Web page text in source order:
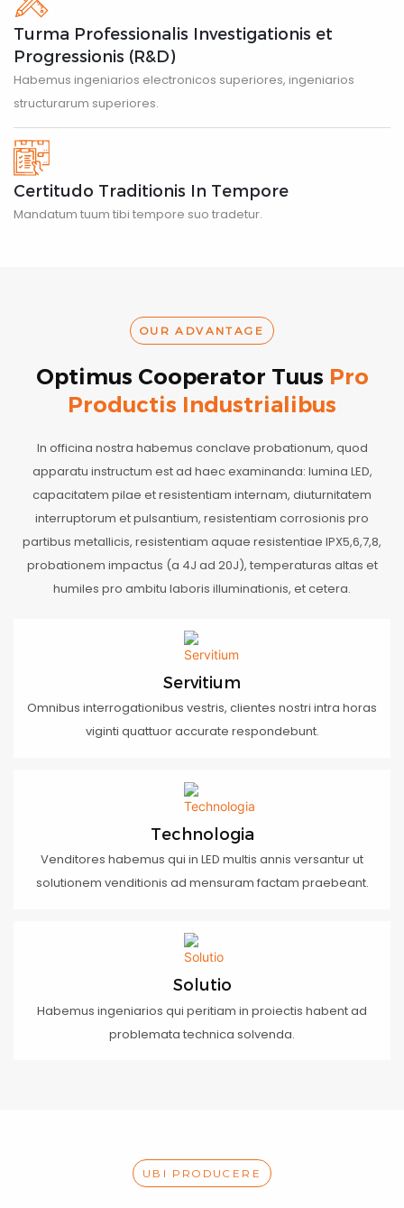
Turma Professionalis Investigationis et
Progressionis (R&D)
Habemus ingeniarios electronicos superiores, ingeniarios
structurarum superiores.
Certitudo Traditionis In Tempore
Mandatum tuum tibi tempore suo tradetur.
OUR ADVANTAGE
Optimus Cooperator Tuus Pro
Productis Industrialibus
In officina nostra habemus conclave probationum, quod
apparatu instructum est ad haec examinanda: lumina LED,
capacitatem pilae et resistentiam internam, diuturnitatem
interruptorum et pulsantium, resistentiam corrosionis pro
partibus metallicis, resistentiam aquae resistentiae IPX5,6,7,8,
probationem impactus (a 4J ad 20J), temperaturas altas et
humiles pro ambitu laboris illuminationis, et cetera.
Servitium
Omnibus interrogationibus vestris, clientes nostri intra horas
viginti quattuor accurate respondebunt.
Technologia
Venditores habemus qui in LED multis annis versantur ut
solutionem venditionis ad mensuram factam praebeant.
Solutio
Habemus ingeniarios qui peritiam in proiectis habent ad
problemata technica solvenda.
UBI PRODUCERE